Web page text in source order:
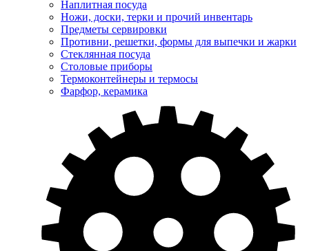
Наплитная посуда
Ножи, доски, терки и прочий инвентарь
Предметы сервировки
Противни, решетки, формы для выпечки и жарки
Стеклянная посуда
Столовые приборы
Термоконтейнеры и термосы
Фарфор, керамика